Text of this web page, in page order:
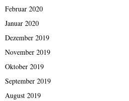
Februar 2020
Januar 2020
Dezember 2019
November 2019
Oktober 2019
September 2019
August 2019